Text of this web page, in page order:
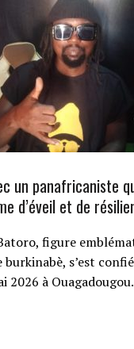
un panafricaniste
d’éveil et de
figure
burkinabè, s’est
2026 à